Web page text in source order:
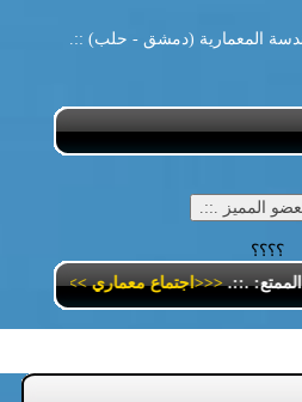
المعمارية (دمشق - حلب) ::.
؟؟؟؟
.::.<<<اجتماع معماري >>>.::.